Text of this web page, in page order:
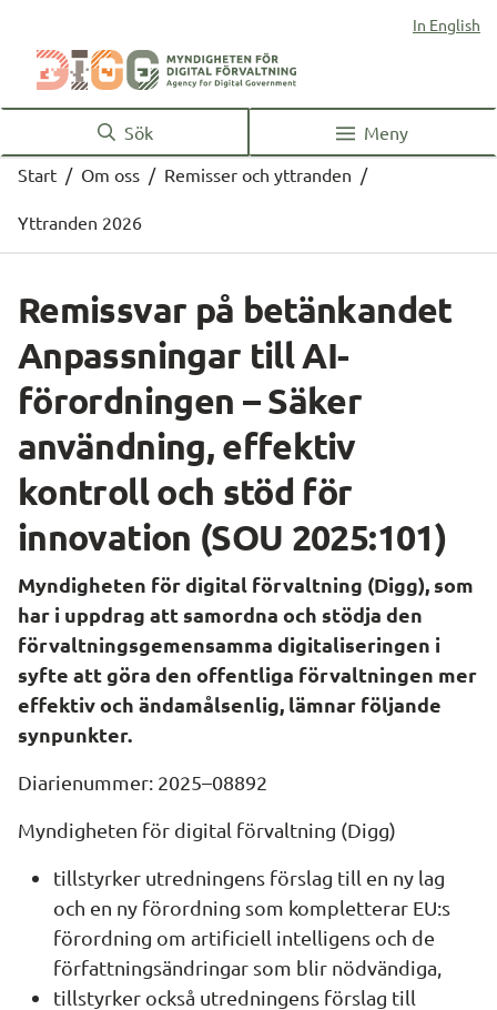
In English
Sök
Meny
Start / Om oss / Remisser och yttranden /
Yttranden 2026
Remissvar på betänkandet
Anpassningar till AI-
förordningen – Säker
användning, effektiv
kontroll och stöd för
innovation (SOU 2025:101)
Myndigheten för digital förvaltning (Digg), som
har i uppdrag att samordna och stödja den
förvaltningsgemensamma digitaliseringen i
syfte att göra den offentliga förvaltningen mer
effektiv och ändamålsenlig, lämnar följande
synpunkter.
Diarienummer: 2025–08892
Myndigheten för digital förvaltning (Digg)
tillstyrker utredningens förslag till en ny lag
och en ny förordning som kompletterar EU:s
förordning om artificiell intelligens och de
författningsändringar som blir nödvändiga,
tillstyrker också utredningens förslag till